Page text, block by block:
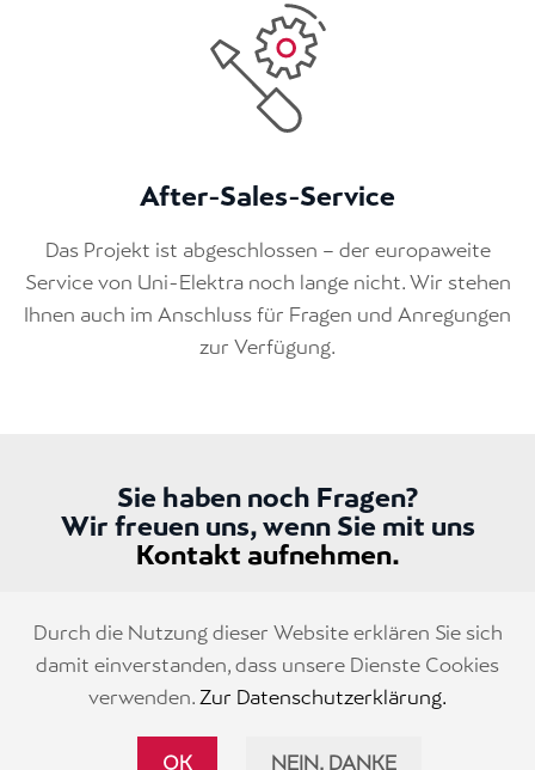
Durch die Nutzung dieser Website erklären Sie sich
damit einverstanden, dass unsere Dienste Cookies
verwenden. Zur Datenschutzerklärung.
OK NEIN, DANKE
After-Sales-Service
Das Projekt ist abgeschlossen – der europaweite
Service von Uni-Elektra noch lange nicht. Wir stehen
Ihnen auch im Anschluss für Fragen und Anregungen
zur Verfügung.
Sie haben noch Fragen?
Wir freuen uns, wenn Sie mit uns
Kontakt aufnehmen.
KONTAKT AUFNEHMEN
Impressum Datenschutz